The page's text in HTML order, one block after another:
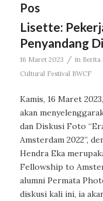
Pos
Lisette:
Penyandang
16 Maret 2023 / in Berita
Cultural Festival BWCF
Kamis, 16 Maret
akan
dan Diskusi Foto
Amsterdam 2022”,
Hendra Eka
Fellowship to
alumni Permata
diskusi kali ini, ia